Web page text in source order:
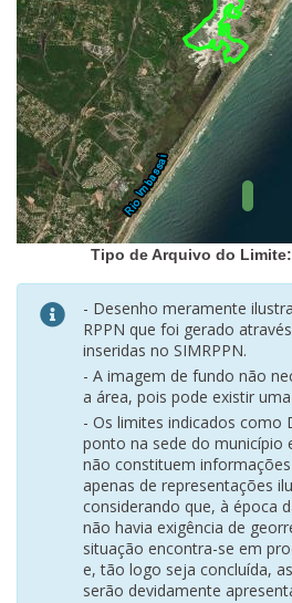
Biomas
(IBGE)
Vegetação
(IBGE)
Rodovias
(IBGE)
Relevo
(IBGE)
Tipo de Arquivo do Limite:
- Desenho meramente
RPPN que foi gerado
inseridas no SIMRPPN.
- A imagem de fundo não
a área, pois pode existir
- Os limites indicados como
ponto na sede do município
não constituem
apenas de representações
considerando que, à época
não havia exigência de
situação encontra-se em
e, tão logo seja concluída,
serão devidamente